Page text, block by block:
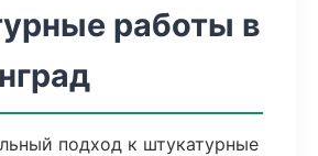
работы в
подход к штукатурные